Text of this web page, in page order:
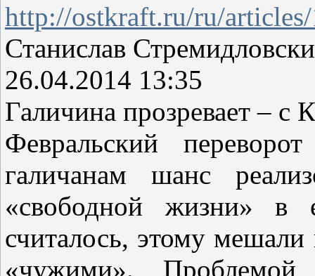
http://ostkraft.ru/ru/
Станислав
26.04.2014 13:35
Галичина прозревает – с
Февральский
галичанам шанс
«свободной жизни» в
считалось, этому
«чужими».